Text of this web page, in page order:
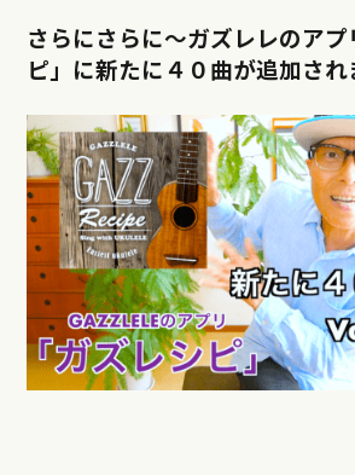
さらにさらに〜ガズレレのア
ピ」に新たに４０曲が追加され